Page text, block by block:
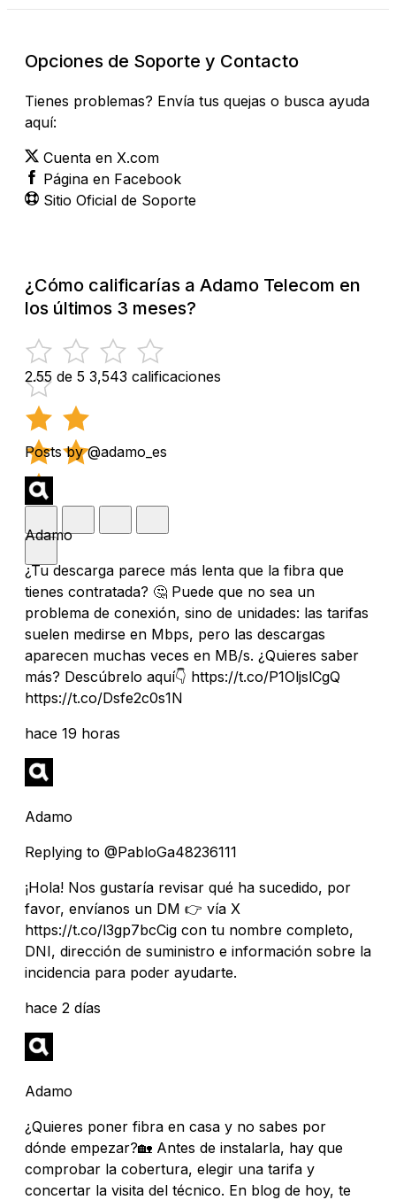
Opciones de Soporte y Contacto
Tienes problemas? Envía tus quejas o busca ayuda
aquí:
Cuenta en X.com
Página en Facebook
Sitio Oficial de Soporte
¿Cómo calificarías a Adamo Telecom en
los últimos 3 meses?
2.55 de 5 3,543 calificaciones
Posts by @adamo_es
Adamo
¿Tu descarga parece más lenta que la fibra que
tienes contratada? 🤔 Puede que no sea un
problema de conexión, sino de unidades: las tarifas
suelen medirse en Mbps, pero las descargas
aparecen muchas veces en MB/s. ¿Quieres saber
más? Descúbrelo aquí👇 https://t.co/P1OljslCgQ
https://t.co/Dsfe2c0s1N
hace 19 horas
Adamo
Replying to @PabloGa48236111
¡Hola! Nos gustaría revisar qué ha sucedido, por
favor, envíanos un DM 👉 vía X
https://t.co/l3gp7bcCig con tu nombre completo,
DNI, dirección de suministro e información sobre la
incidencia para poder ayudarte.
hace 2 días
Adamo
¿Quieres poner fibra en casa y no sabes por
dónde empezar?🏡 Antes de instalarla, hay que
comprobar la cobertura, elegir una tarifa y
concertar la visita del técnico. En blog de hoy, te